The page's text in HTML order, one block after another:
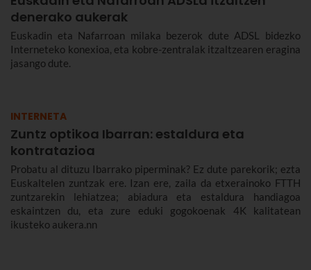
denerako aukerak
Euskadin eta Nafarroan milaka bezerok dute ADSL bidezko
Interneteko konexioa, eta kobre-zentralak itzaltzearen eragina
jasango dute.
INTERNETA
Zuntz optikoa Ibarran: estaldura eta
kontratazioa
Probatu al dituzu Ibarrako piperminak? Ez dute parekorik; ezta
Euskaltelen zuntzak ere. Izan ere, zaila da etxerainoko FTTH
zuntzarekin lehiatzea; abiadura eta estaldura handiagoa
eskaintzen du, eta zure eduki gogokoenak 4K kalitatean
ikusteko aukera.nn